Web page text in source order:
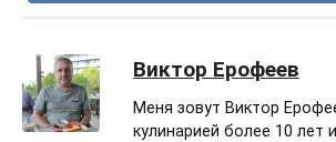
Виктор Ерофеев
Меня зовут Виктор
кулинарией более 10 лет